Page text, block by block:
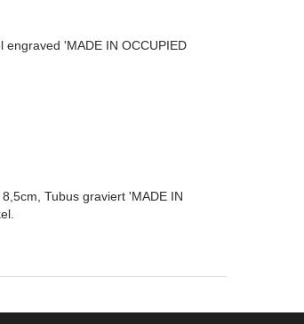
'MADE IN OCCUPIED
Tubus graviert 'MADE IN